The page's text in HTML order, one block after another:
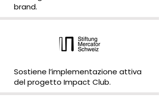
brand.
Sostiene l’implementazione attiva
del progetto Impact Club.